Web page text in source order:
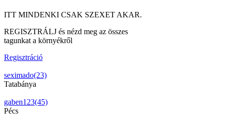
ITT MINDENKI CSAK SZEXET AKAR.
REGISZTRÁLJ és nézd meg az összes
tagunkat a környékről
Regisztráció
seximado(23)
Tatabánya
gaben123(45)
Pécs